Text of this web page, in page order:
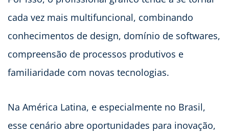
cada vez mais multifuncional, combinando
conhecimentos de design, domínio de softwares,
compreensão de processos produtivos e
familiaridade com novas tecnologias.
Na América Latina, e especialmente no Brasil,
esse cenário abre oportunidades para inovação,